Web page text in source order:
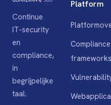
Continue
IT-security
en
compliance,
in
begrijpelijke
taal.
Platform
frameworks